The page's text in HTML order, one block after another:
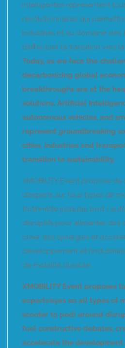
intelligentes représentent
révolutionnaires qui
industries et au domaine des
d’effectuer la transition vers
Today, as we face the
decarbonizing global
breakthroughs are at the
solutions. Artificial
autonomous vehicles, and
represent groundbreaking
cities, industries and
transition to sustainability.
XMOBILITY Event propose
d’experts sur tous types de
trotinnette jusqu’au pod )
disruptifs pour alimenter des
créer des synergies et
développement et
de mobilité durable.
XMOBILITY Event proposes
experts’eyes on all types of
scooter to pod) around
fuel constructive debates,
accelerate the development